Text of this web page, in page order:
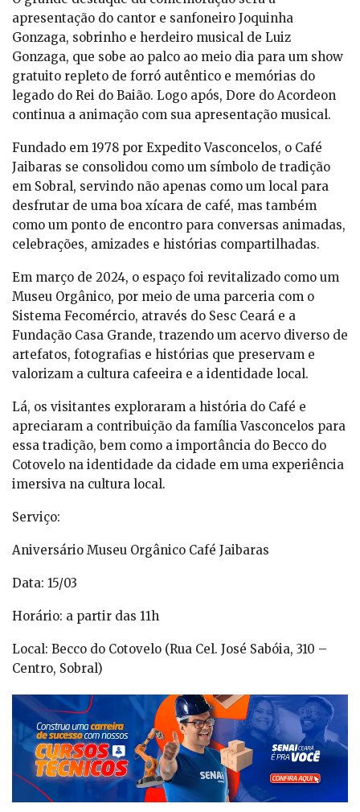
apresentação do cantor e sanfoneiro Joquinha
Gonzaga, sobrinho e herdeiro musical de Luiz
Gonzaga, que sobe ao palco ao meio dia para um show
gratuito repleto de forró autêntico e memórias do
legado do Rei do Baião. Logo após, Dore do Acordeon
continua a animação com sua apresentação musical.
Fundado em 1978 por Expedito Vasconcelos, o Café
Jaibaras se consolidou como um símbolo de tradição
em Sobral, servindo não apenas como um local para
desfrutar de uma boa xícara de café, mas também
como um ponto de encontro para conversas animadas,
celebrações, amizades e histórias compartilhadas.
Em março de 2024, o espaço foi revitalizado como um
Museu Orgânico, por meio de uma parceria com o
Sistema Fecomércio, através do Sesc Ceará e a
Fundação Casa Grande, trazendo um acervo diverso de
artefatos, fotografias e histórias que preservam e
valorizam a cultura cafeeira e a identidade local.
Lá, os visitantes exploraram a história do Café e
apreciaram a contribuição da família Vasconcelos para
essa tradição, bem como a importância do Becco do
Cotovelo na identidade da cidade em uma experiência
imersiva na cultura local.
Serviço:
Aniversário Museu Orgânico Café Jaibaras
Data: 15/03
Horário: a partir das 11h
Local: Becco do Cotovelo (Rua Cel. José Sabóia, 310 –
Centro, Sobral)